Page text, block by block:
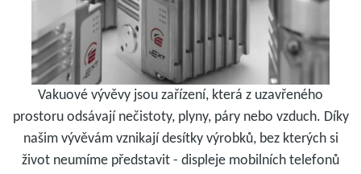
Vakuové vývěvy jsou zařízení, která z uzavřeného
prostoru odsávají nečistoty, plyny, páry nebo vzduch. Díky
našim vývěvám vznikají desítky výrobků, bez kterých si
život neumíme představit - displeje mobilních telefonů